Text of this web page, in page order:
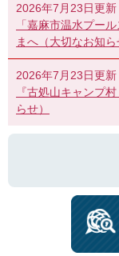
2026年7月23日更新
「嘉麻市温水プー
まへ（大切なお知ら
2026年7月23日更新
『古処山キャンプ
らせ）